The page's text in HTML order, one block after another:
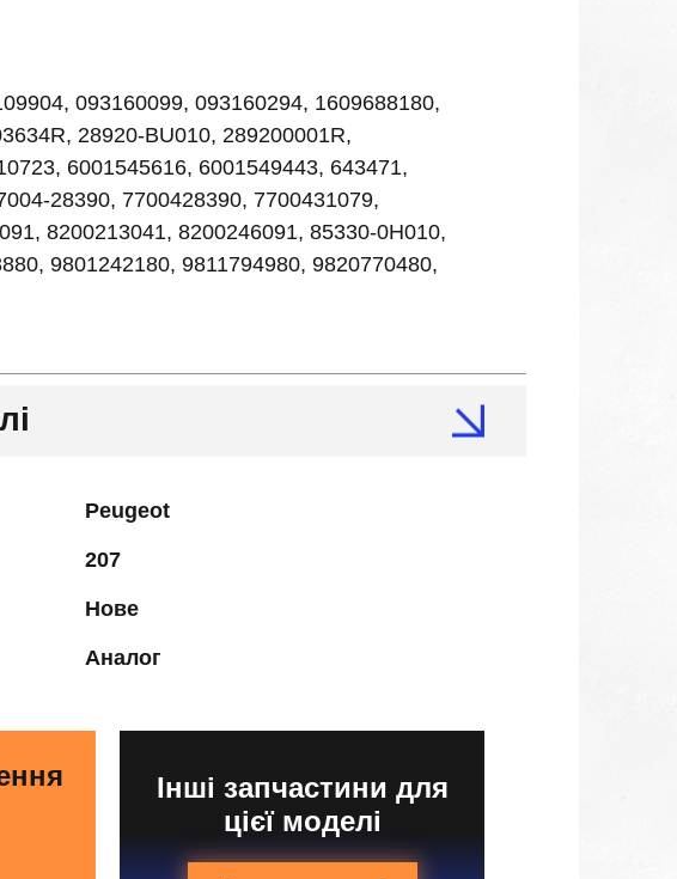
093160099, 093160294, 1609688180,
28920-BU010, 289200001R,
6001545616, 6001549443, 643471,
28390, 7700428390, 7700431079,
8200213041, 8200246091, 85330-0H010,
9801242180, 9811794980, 9820770480,
Peugeot
207
Нове
Аналог
Інші запчастини для
цієї моделі